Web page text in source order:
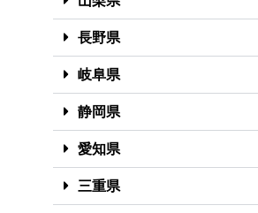
長野県
岐阜県
静岡県
愛知県
三重県